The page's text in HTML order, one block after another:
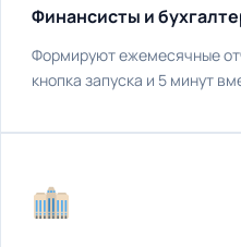
Финансисты и
Формируют ежемесячные
кнопка запуска и 5 минут